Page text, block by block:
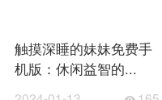
触摸深睡的妹妹免费手
机版：休闲益智的...